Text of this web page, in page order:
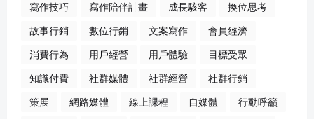
寫作技巧 寫作陪伴計畫 成長駭客 換位思考
故事行銷 數位行銷 文案寫作 會員經濟
消費行為 用戶經營 用戶體驗 目標受眾
知識付費 社群媒體 社群經營 社群行銷
策展 網路媒體 線上課程 自媒體 行動呼籲